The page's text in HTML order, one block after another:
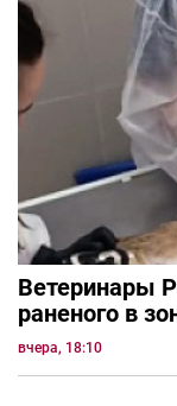
Ветеринары
раненого в
вчера, 18:10